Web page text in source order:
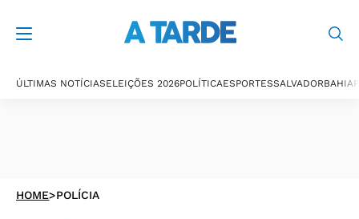
ÚLTIMAS NOTÍCIASELEIÇÕES 2026POLÍTICAESPORTESSALVADORBAHIA
HOME>POLÍCIA